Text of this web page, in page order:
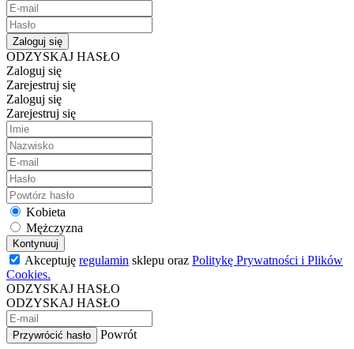
Zaloguj się
ODZYSKAJ HASŁO
Zaloguj się
Zarejestruj się
Zaloguj się
Zarejestruj się
Kobieta
Mężczyzna
Kontynuuj
Akceptuję regulamin sklepu oraz Politykę Prywatności i Plików
Cookies.
ODZYSKAJ HASŁO
ODZYSKAJ HASŁO
Przywrócić hasło
Powrót